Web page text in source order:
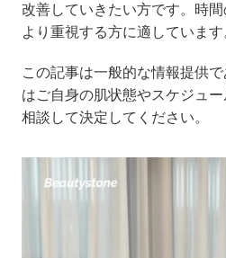
改善していきたい方です。時
より重視する方に適しています
この記事は一般的な情報提供
はご自身の肌状態やスケジュ
相談して決定してください。